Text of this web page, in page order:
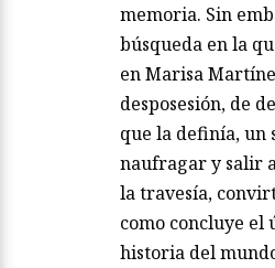
memoria. Sin
búsqueda en la
en Marisa
desposesión, de
que la definía, un
naufragar y salir
la travesía,
como concluye el
historia del